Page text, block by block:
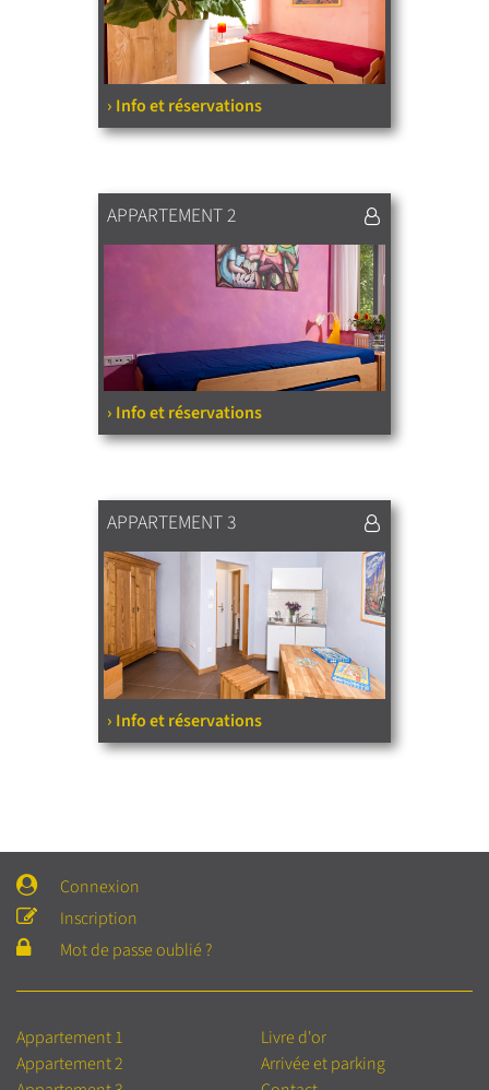
› Info et réservations
APPARTEMENT 2
› Info et réservations
APPARTEMENT 3
› Info et réservations
Connexion
Inscription
Mot de passe oublié ?
Appartement 1
Appartement 2
Livre d'or
Arrivée et parking